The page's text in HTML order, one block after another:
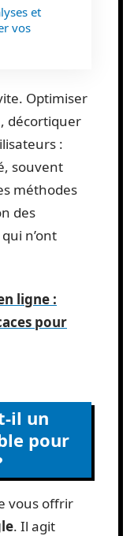
et
vos
Optimiser
décortiquer
:
souvent
méthodes
des
n’ont
ligne :
pour
il un
pour
vous offrir
. Il agit